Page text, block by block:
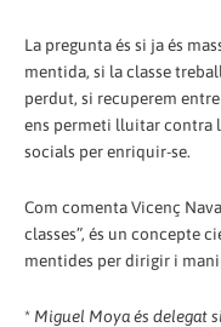
La pregunta és si ja és
mentida, si la classe
perdut, si recuperem
ens permeti lluitar contra
socials per enriquir-se.
Com comenta Vicenç
classes”, és un concepte
mentides per dirigir i
* Miguel Moya és delegat